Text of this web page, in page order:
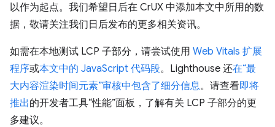
以作为起点。我们希望日后在 CrUX 中添加本文中所用的数
据，敬请关注我们日后发布的更多相关资讯。
如需在本地测试 LCP 子部分，请尝试使用 Web Vitals 扩展
程序或本文中的 JavaScript 代码段。Lighthouse 还在“最
大内容渲染时间元素”审核中包含了细分信息。请查看即将
推出的开发者工具“性能”面板，了解有关 LCP 子部分的更
多建议。